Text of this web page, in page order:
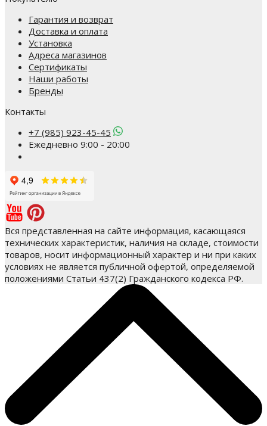
Гарантия и возврат
Доставка и оплата
Установка
Адреса магазинов
Сертификаты
Наши работы
Бренды
Контакты
+7 (985) 923-45-45
Ежедневно 9:00 - 20:00
Вся представленная на сайте информация, касающаяся
технических характеристик, наличия на складе, стоимости
товаров, носит информационный характер и ни при каких
условиях не является публичной офертой, определяемой
положениями Статьи 437(2) Гражданского кодекса РФ.